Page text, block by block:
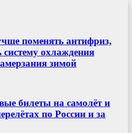
поменять антифриз,
охлаждения
зимой
билеты на самолёт и
по России и за